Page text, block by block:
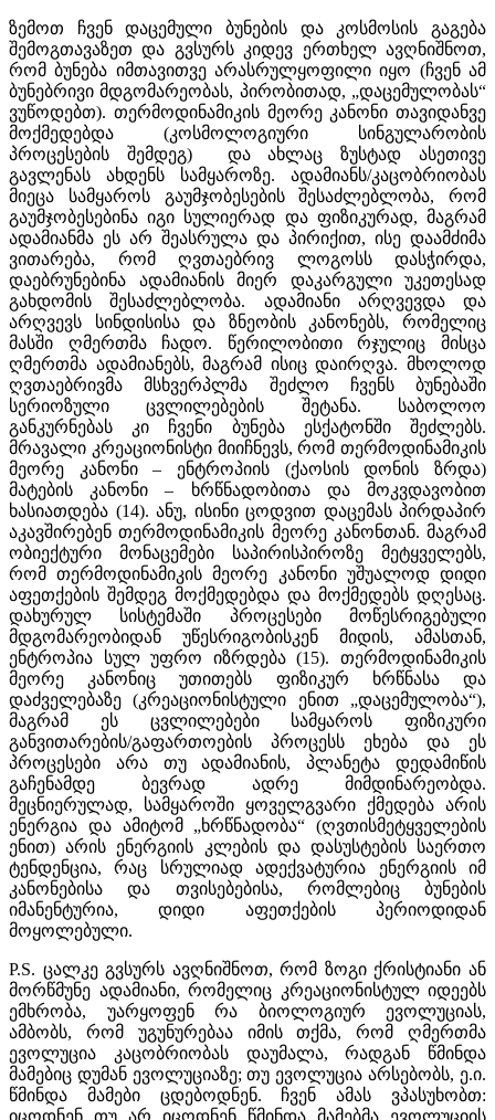
ზემოთ ჩვენ დაცემული ბუნების და კოსმოსის გაგება
შემოგთავაზეთ და გვსურს კიდევ ერთხელ ავღნიშნოთ,
რომ ბუნება იმთავითვე არასრულყოფილი იყო (ჩვენ ამ
ბუნებრივი მდგომარეობას, პირობითად, „დაცემულობას“
ვუწოდებთ). თერმოდინამიკის მეორე კანონი თავიდანვე
მოქმედებდა (კოსმოლოგიური სინგულარობის
პროცესების შემდეგ) და ახლაც ზუსტად ასეთივე
გავლენას ახდენს სამყაროზე. ადამიანს/კაცობრიობას
მიეცა სამყაროს გაუმჯობესების შესაძლებლობა, რომ
გაუმჯობესებინა იგი სულიერად და ფიზიკურად, მაგრამ
ადამიანმა ეს არ შეასრულა და პირიქით, ისე დაამძიმა
ვითარება, რომ ღვთაებრივ ლოგოსს დასჭირდა,
დაებრუნებინა ადამიანის მიერ დაკარგული უკეთესად
გახდომის შესაძლებლობა. ადამიანი არღვევდა და
არღვევს სინდისისა და ზნეობის კანონებს, რომელიც
მასში ღმერთმა ჩადო. წერილობითი რჯულიც მისცა
ღმერთმა ადამიანებს, მაგრამ ისიც დაირღვა. მხოლოდ
ღვთაებრივმა მსხვერპლმა შეძლო ჩვენს ბუნებაში
სერიოზული ცვლილებების შეტანა. საბოლოო
განკურნებას კი ჩვენი ბუნება ესქატონში შეძლებს.
მრავალი კრეაციონისტი მიიჩნევს, რომ თერმოდინამიკის
მეორე კანონი – ენტროპიის (ქაოსის დონის ზრდა)
მატების კანონი – ხრწნადობითა და მოკვდავობით
ხასიათდება (14). ანუ, ისინი ცოდვით დაცემას პირდაპირ
აკავშირებენ თერმოდინამიკის მეორე კანონთან. მაგრამ
ობიექტური მონაცემები საპირისპიროზე მეტყველებს,
რომ თერმოდინამიკის მეორე კანონი უშუალოდ დიდი
აფეთქების შემდეგ მოქმედებდა და მოქმედებს დღესაც.
დახურულ სისტემაში პროცესები მოწესრიგებული
მდგომარეობიდან უწესრიგობისკენ მიდის, ამასთან,
ენტროპია სულ უფრო იზრდება (15). თერმოდინამიკის
მეორე კანონიც უთითებს ფიზიკურ ხრწნასა და
დაძველებაზე (კრეაციონისტული ენით „დაცემულობა“),
მაგრამ ეს ცვლილებები სამყაროს ფიზიკური
განვითარების/გაფართოების პროცესს ეხება და ეს
პროცესები არა თუ ადამიანის, პლანეტა დედამიწის
გაჩენამდე ბევრად ადრე მიმდინარეობდა.
მეცნიერულად, სამყაროში ყოველგვარი ქმედება არის
ენერგია და ამიტომ „ხრწნადობა“ (ღვთისმეტყველების
ენით) არის ენერგიის კლების და დასუსტების საერთო
ტენდენცია, რაც სრულიად ადექვატურია ენერგიის იმ
კანონებისა და თვისებებისა, რომლებიც ბუნების
იმანენტურია, დიდი აფეთქების პერიოდიდან
მოყოლებული.
P.S. ცალკე გვსურს ავღნიშნოთ, რომ ზოგი ქრისტიანი ან
მორწმუნე ადამიანი, რომელიც კრეაციონისტულ იდეებს
ემხრობა, უარყოფენ რა ბიოლოგიურ ევოლუციას,
ამბობს, რომ უგუნურებაა იმის თქმა, რომ ღმერთმა
ევოლუცია კაცობრიობას დაუმალა, რადგან წმინდა
მამებიც დუმან ევოლუციაზე; თუ ევოლუცია არსებობს, ე.ი.
წმინდა მამები ცდებოდნენ. ჩვენ ამას ვპასუხობთ:
იცოდნენ თუ არ იცოდნენ წმინდა მამებმა ევოლუციის